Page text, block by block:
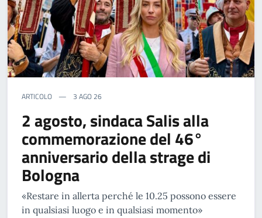
ARTICOLO 3 AGO 26
2 agosto, sindaca Salis alla
commemorazione del 46°
anniversario della strage di
Bologna
«Restare in allerta perché le 10.25 possono essere
in qualsiasi luogo e in qualsiasi momento»